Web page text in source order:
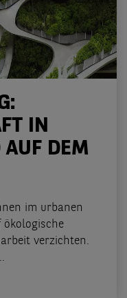
IN
AUF DEM
im urbanen
ökologische
verzichten.